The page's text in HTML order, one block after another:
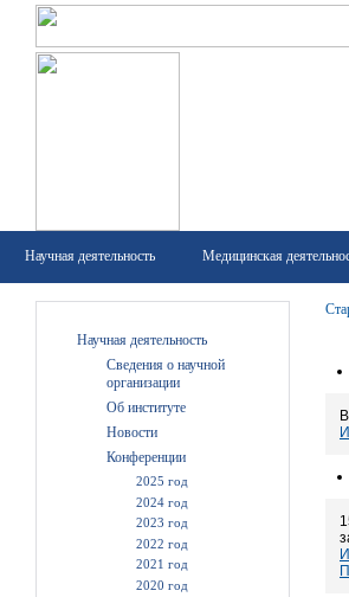
Научная деятельность Медицинская
Научная деятельность
Сведения о научной
организации
Об институте
Новости
Конференции
2025 год
2024 год
2023 год
2022 год
2021 год
2020 год